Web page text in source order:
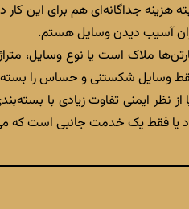
هزینه جداگانه‌ای هم برای
آسیب دیدن وسایل هستم.
ملاک است یا نوع وسایل،
وسایل شکستنی و حساس را
ایمنی تفاوت زیادی با
یا فقط یک خدمت جانبی است که